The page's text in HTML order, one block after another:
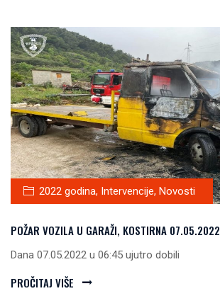
2022 godina, Intervencije, Novosti
POŽAR VOZILA U GARAŽI, KOSTIRNA 07.05.2022
Dana 07.05.2022 u 06:45 ujutro dobili
PROČITAJ VIŠE